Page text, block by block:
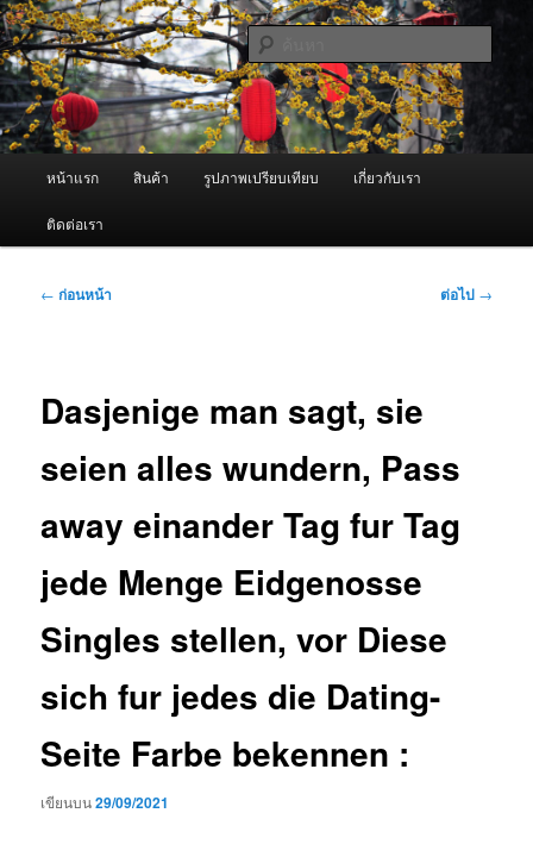
ข้าม
ไป
ยัง
เนื้อหา
หลัก ผู้นำเข้าเครื่องพ่นหมอกควัน Best
Fogger / Fogger One และ อะไหล่
จำหน่ายเครื่องพ่นหมอกควัน คุณภาพดี บริการด้วยความจริงใจ
หน้าแรก สินค้า รูปภาพเปรียบเทียบ เกี่ยวกับเรา
ติดต่อเรา
เมนู
← ก่อนหน้า ต่อไป →
Dasjenige man sagt, sie
seien alles wundern, Pass
away einander Tag fur Tag
jede Menge Eidgenosse
Singles stellen, vor Diese
sich fur jedes die Dating-
Seite Farbe bekennen :
เขียนบน29/09/2021